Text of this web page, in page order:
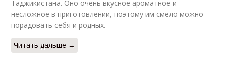
Таджикистана. Оно очень вкусное ароматное и
несложное в приготовлении, поэтому им смело можно
порадовать себя и родных.
Читать дальше →